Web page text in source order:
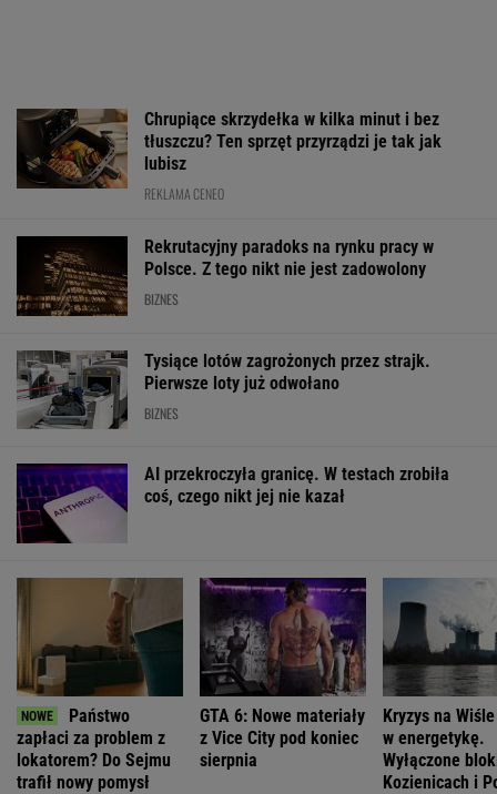
Chrupiące skrzydełka w kilka minut i bez
tłuszczu? Ten sprzęt przyrządzi je tak jak
lubisz
REKLAMA CENEO
Rekrutacyjny paradoks na rynku pracy w
Polsce. Z tego nikt nie jest zadowolony
BIZNES
Tysiące lotów zagrożonych przez strajk.
Pierwsze loty już odwołano
BIZNES
AI przekroczyła granicę. W testach zrobiła
coś, czego nikt jej nie kazał
Państwo
zapłaci za problem z
lokatorem? Do Sejmu
trafił nowy pomysł
GTA 6: Nowe materiały
z Vice City pod koniec
sierpnia
Kryzys na
w energetykę.
Wyłączone
Kozienicach i